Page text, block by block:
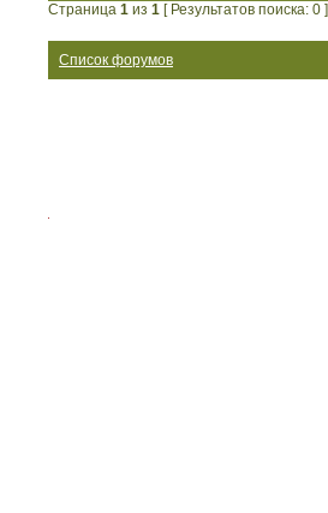
Страница 1 из 1 [ Результатов поиска: 0 ]
Список форумов